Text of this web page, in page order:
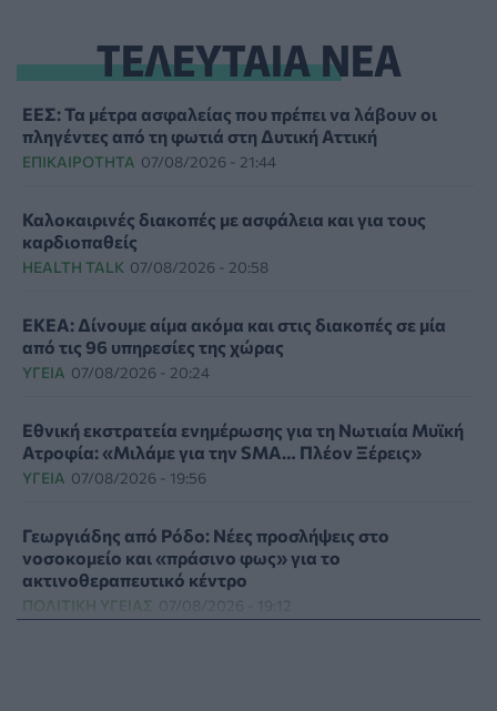
ΤΕΛΕΥΤΑΙΑ ΝΕΑ
ΕΕΣ: Τα μέτρα ασφαλείας που πρέπει να λάβουν οι
πληγέντες από τη φωτιά στη Δυτική Αττική
ΕΠΙΚΑΙΡΌΤΗΤΑ 07/08/2026 - 21:44
Καλοκαιρινές διακοπές με ασφάλεια και για τους
καρδιοπαθείς
HEALTH TALK 07/08/2026 - 20:58
ΕΚΕΑ: Δίνουμε αίμα ακόμα και στις διακοπές σε μία
από τις 96 υπηρεσίες της χώρας
ΥΓΕΊΑ 07/08/2026 - 20:24
Εθνική εκστρατεία ενημέρωσης για τη Νωτιαία Μυϊκή
Ατροφία: «Μιλάμε για την SMA… Πλέον Ξέρεις»
ΥΓΕΊΑ 07/08/2026 - 19:56
Γεωργιάδης από Ρόδο: Νέες προσλήψεις στο
νοσοκομείο και «πράσινο φως» για το
ακτινοθεραπευτικό κέντρο
ΠΟΛΙΤΙΚΉ ΥΓΕΊΑΣ 07/08/2026 - 19:12